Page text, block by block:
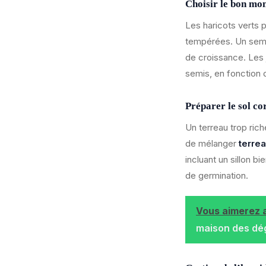
Choisir le bon
Les haricots verts
tempérées. Un
de croissance.
semis, en fonction
Préparer le sol
Un terreau trop
de mélanger
incluant un sillon
de germination.
Vous aimerez
maison des